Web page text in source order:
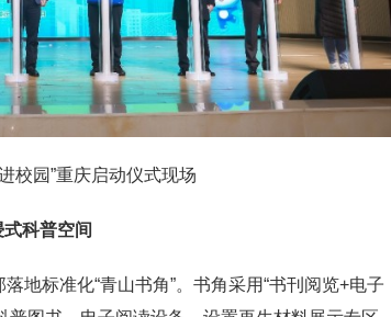
校园”重庆启动仪式现场
科普空间
地标准化“青山书角”。书角采用“书刊阅览+电子